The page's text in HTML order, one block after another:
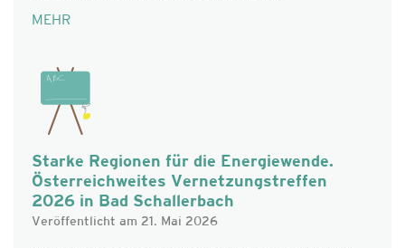
MEHR
Starke Regionen für die Energiewende.
Österreichweites Vernetzungstreffen
2026 in Bad Schallerbach
Veröffentlicht am 21. Mai 2026